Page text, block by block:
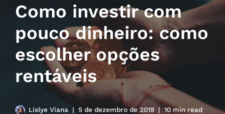
conteúdo
Como investir com
pouco dinheiro: como
escolher opções
rentáveis
Lislye Viana 5 de dezembro de 2019 10 min read